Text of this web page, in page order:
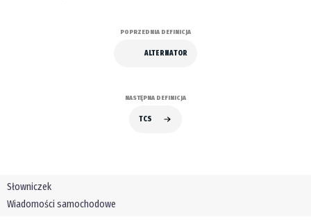
POPRZEDNIA DEFINICJA
ALTERNATOR
NASTĘPNA DEFINICJA
TCS
Słowniczek
Wiadomości samochodowe